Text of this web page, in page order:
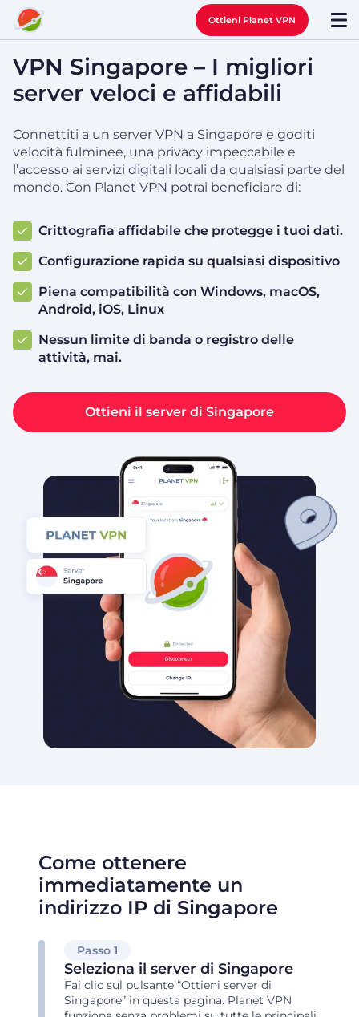
Ottieni Planet VPN
VPN Singapore – I migliori
server veloci e affidabili
Connettiti a un server VPN a Singapore e goditi
velocità fulminee, una privacy impeccabile e
l’accesso ai servizi digitali locali da qualsiasi parte del
mondo. Con Planet VPN potrai beneficiare di:
Crittografia affidabile che protegge i tuoi dati.
Configurazione rapida su qualsiasi dispositivo
Piena compatibilità con Windows, macOS,
Android, iOS, Linux
Nessun limite di banda o registro delle
attività, mai.
Ottieni il server di Singapore
Come ottenere
immediatamente un
indirizzo IP di Singapore
Passo 1
Seleziona il server di Singapore
Fai clic sul pulsante “Ottieni server di
Singapore” in questa pagina. Planet VPN